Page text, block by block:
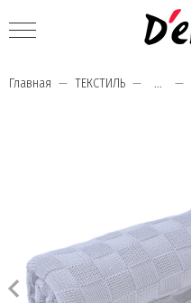
Главная ТЕКСТИЛЬ ...